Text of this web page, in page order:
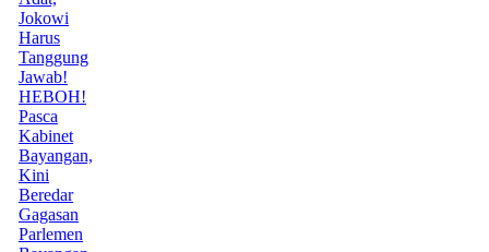
Jokowi
Harus
Tanggung
Jawab!
HEBOH!
Pasca
Kabinet
Bayangan,
Kini
Beredar
Gagasan
Parlemen